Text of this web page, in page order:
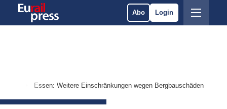
Abo Login
Essen: Weitere Einschränkungen wegen Bergbauschäden